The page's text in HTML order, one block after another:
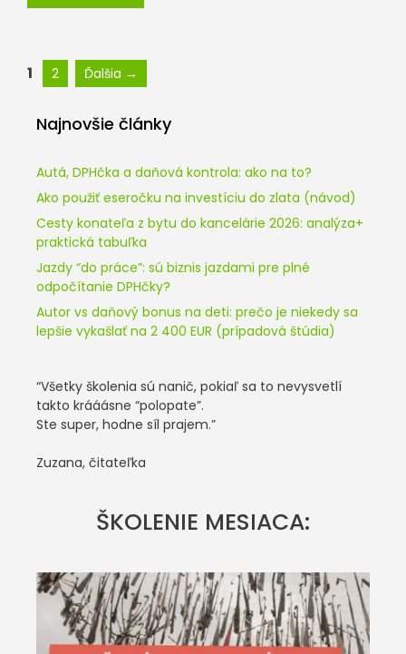
Stránka
1 Stránka
2 Ďalšia →
Najnovšie články
Autá, DPHčka a daňová kontrola: ako na to?
Ako použiť eseročku na investíciu do zlata (návod)
Cesty konateľa z bytu do kancelárie 2026: analýza+
praktická tabuľka
Jazdy “do práce”: sú biznis jazdami pre plné
odpočítanie DPHčky?
Autor vs daňový bonus na deti: prečo je niekedy sa
lepšie vykašlať na 2 400 EUR (prípadová štúdia)
“Všetky školenia sú nanič, pokiaľ sa to nevysvetlí
takto krááásne “polopate”.
Ste super, hodne síl prajem.”
Zuzana, čitateľka
ŠKOLENIE MESIACA: